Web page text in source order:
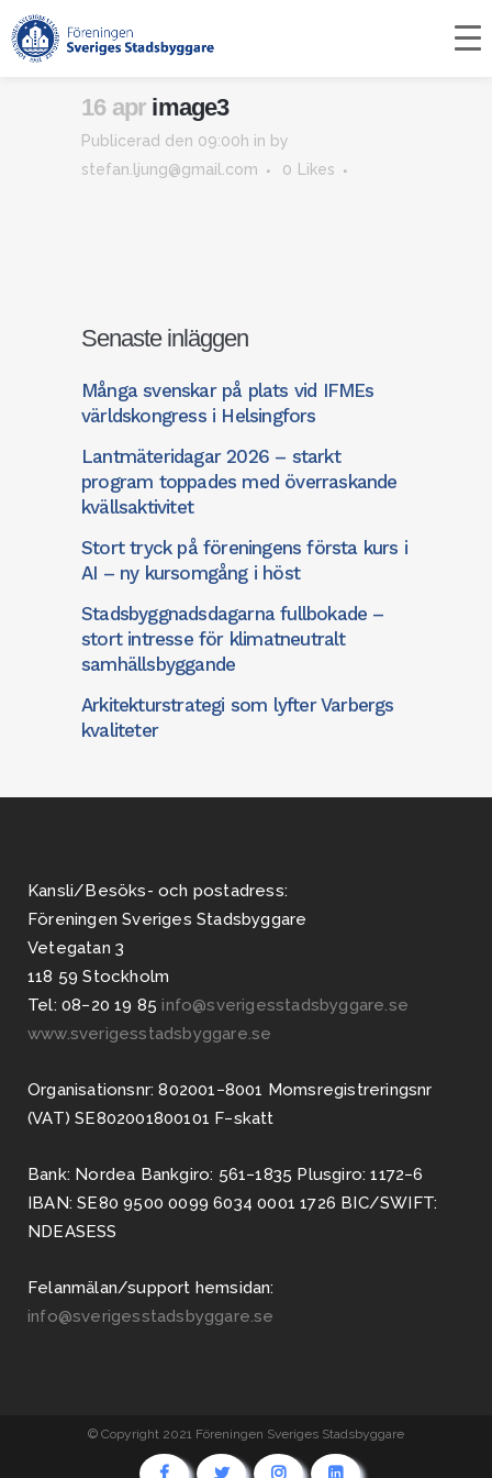
fullbokade – stort intresse för klimatneutralt
samhällsbyggande
16 apr image3
Publicerad den 09:00h in by
stefan.ljung@gmail.com
0 Likes
Senaste inläggen
Många svenskar på plats vid IFMEs
världskongress i Helsingfors
Lantmäteridagar 2026 – starkt
program toppades med överraskande
kvällsaktivitet
Stort tryck på föreningens första kurs i
AI – ny kursomgång i höst
Stadsbyggnadsdagarna fullbokade –
stort intresse för klimatneutralt
samhällsbyggande
Arkitekturstrategi som lyfter Varbergs
kvaliteter
Kansli/Besöks- och postadress:
Föreningen Sveriges Stadsbyggare
Vetegatan 3
118 59 Stockholm
Tel: 08−20 19 85 info@sverigesstadsbyggare.se
www.sverigesstadsbyggare.se
Organisationsnr: 802001−8001 Momsregistreringsnr
(VAT) SE802001800101 F−skatt
Bank: Nordea Bankgiro: 561−1835 Plusgiro: 1172−6
IBAN: SE80 9500 0099 6034 0001 1726 BIC/SWIFT:
NDEASESS
Felanmälan/support hemsidan:
info@sverigesstadsbyggare.se
© Copyright 2021 Föreningen Sveriges Stadsbyggare